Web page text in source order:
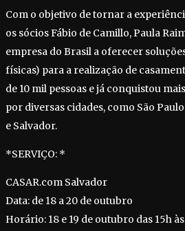
Com o objetivo de tornar a
os sócios Fábio de Camillo, Paula
empresa do Brasil a oferecer
físicas) para a realização de
de 10 mil pessoas e já conquistou
por diversas cidades, como São
e Salvador.
*SERVIÇO: *
CASAR.com Salvador
Data: de 18 a 20 de outubro
Horário: 18 e 19 de outubro das 15h